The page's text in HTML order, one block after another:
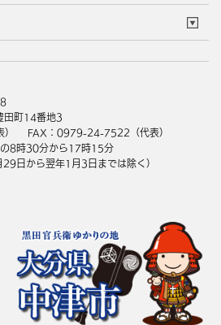
ごみ・環境
障がい・福祉
組織案内
田町14番地3
FAX：0979-24-7522（代表）
の8時30分から17時15分
29日から翌年1月3日までは除く）